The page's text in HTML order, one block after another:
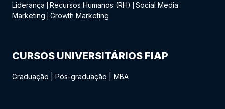
Liderança
Recursos Humanos (RH)
Social Media
Marketing
Growth Marketing
CURSOS UNIVERSITÁRIOS FIAP
Graduação Pós-graduação MBA